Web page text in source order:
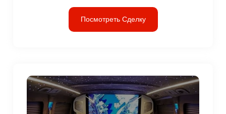
Посмотреть Сделку